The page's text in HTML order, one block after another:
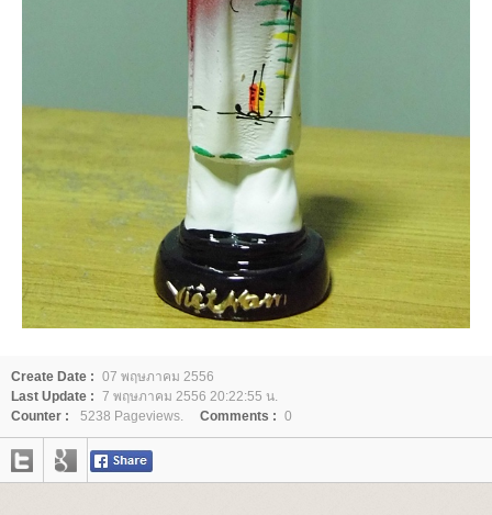
Create Date : 07 พฤษภาคม 2556
Last Update : 7 พฤษภาคม 2556 20:22:55 น.
Counter :
5238 Pageviews. Comments : 0